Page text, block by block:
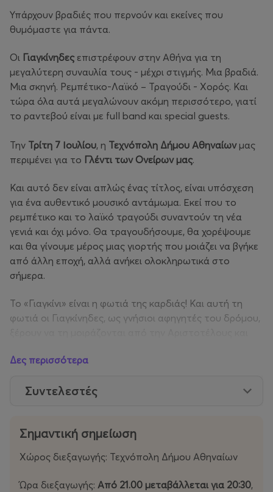
Υπάρχουν βραδιές που περνούν και εκείνες που
θυμόμαστε για πάντα.
Οι Γιαγκίνηδες επιστρέφουν στην Αθήνα για τη
μεγαλύτερη συναυλία τους - μέχρι στιγμής. Μια βραδιά.
Μια σκηνή. Ρεμπέτικο-Λαϊκό – Τραγούδι - Χορός. Και
τώρα όλα αυτά μεγαλώνουν ακόμη περισσότερο, γιατί
το ραντεβού είναι με full band και special guests.
Την Τρίτη 7 Ιουλίου, η Τεχνόπολη Δήμου Αθηναίωνμας
περιμένει για το Γλέντι των Ονείρων μας.
Και αυτό δεν είναι απλώς ένας τίτλος, είναι υπόσχεση
για ένα αυθεντικό μουσικό αντάμωμα. Εκεί που το
ρεμπέτικο και το λαϊκό τραγούδι συναντούν τη νέα
γενιά και όχι μόνο. Θα τραγουδήσουμε, θα χορέψουμε
και θα γίνουμε μέρος μιας γιορτής που μοιάζει να βγήκε
από άλλη εποχή, αλλά ανήκει ολοκληρωτικά στο
σήμερα.
Το «Γιαγκίνι» είναι η φωτιά της καρδιάς! Και αυτή τη
φωτιά οι Γιαγκίνηδες, ως γνήσιοι αφηγητές του δρόμου,
Δες περισσότερα
Συντελεστές
Σημαντική σημείωση
Χώρος διεξαγωγής: Τεχνόπολη Δήμου Αθηναίων
Ώρα διεξαγωγής: Από 21.00 μεταβάλλεται για 20:30,